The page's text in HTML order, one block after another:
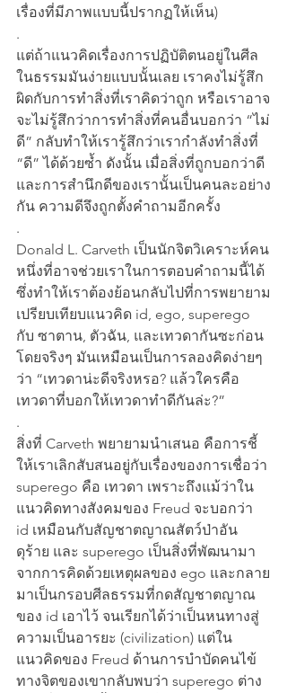
เรื่องที่มีภาพแบบนี้ปรากฏให้เห็น)
.
แต่ถ้าแนวคิดเรื่องการปฏิบัติตนอยู่ในศีล
ในธรรมมันง่ายแบบนั้นเลย เราคงไม่รู้สึก
ผิดกับการทำสิ่งที่เราคิดว่าถูก หรือเราอาจ
จะไม่รู้สึกว่าการทำสิ่งที่คนอื่นบอกว่า “ไม่
ดี” กลับทำให้เรารู้สึกว่าเรากำลังทำสิ่งที่
“ดี” ได้ด้วยซ้ำ ดังนั้น เมื่อสิ่งที่ถูกบอกว่าดี
และการสำนึกดีของเรานั้นเป็นคนละอย่าง
กัน ความดีจึงถูกตั้งคำถามอีกครั้ง
.
Donald L. Carveth เป็นนักจิตวิเคราะห์คน
หนึ่งที่อาจช่วยเราในการตอบคำถามนี้ได้
ซึ่งทำให้เราต้องย้อนกลับไปที่การพยายาม
เปรียบเทียบแนวคิด id, ego, superego
กับ ซาตาน, ตัวฉัน, และเทวดากันซะก่อน
โดยจริงๆ มันเหมือนเป็นการลองคิดง่ายๆ
ว่า “เทวดาน่ะดีจริงหรอ? แล้วใครคือ
เทวดาที่บอกให้เทวดาทำดีกันล่ะ?”
.
สิ่งที่ Carveth พยายามนำเสนอ คือการชี้
ให้เราเลิกสับสนอยู่กับเรื่องของการเชื่อว่า
superego คือ เทวดา เพราะถึงแม้ว่าใน
แนวคิดทางสังคมของ Freud จะบอกว่า
id เหมือนกับสัญชาตญาณสัตว์ป่าอัน
ดุร้าย และ superego เป็นสิ่งที่พัฒนามา
จากการคิดด้วยเหตุผลของ ego และกลาย
มาเป็นกรอบศีลธรรมที่กดสัญชาตญาณ
ของ id เอาไว้ จนเรียกได้ว่าเป็นหนทางสู่
ความเป็นอารยะ (civilization) แต่ใน
แนวคิดของ Freud ด้านการบำบัดคนไข้
ทางจิตของเขากลับพบว่า superego ต่าง